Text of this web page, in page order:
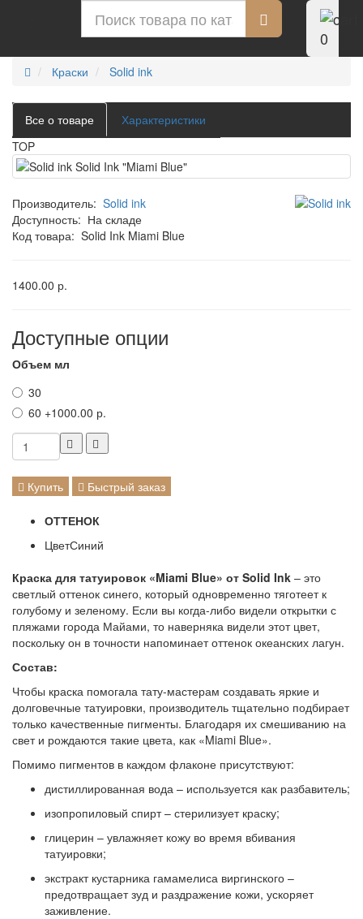
0
Краски Solid ink
Все о товаре
Характеристики
TOP
Производитель: Solid ink
Доступность: На складе
Код товара: Solid Ink Miami Blue
1400.00 р.
Доступные опции
Объем мл
30
60 +1000.00 р.
Купить Быстрый заказ
ОТТЕНОК
ЦветСиний
Краска для татуировок «Miami Blue» от Solid Ink – это
светлый оттенок синего, который одновременно тяготеет к
голубому и зеленому. Если вы когда-либо видели открытки с
пляжами города Майами, то наверняка видели этот цвет,
поскольку он в точности напоминает оттенок океанских лагун.
Состав:
Чтобы краска помогала тату-мастерам создавать яркие и
долговечные татуировки, производитель тщательно подбирает
только качественные пигменты. Благодаря их смешиванию на
свет и рождаются такие цвета, как «Miami Blue».
Помимо пигментов в каждом флаконе присутствуют:
дистиллированная вода – используется как разбавитель;
изопропиловый спирт – стерилизует краску;
глицерин – увлажняет кожу во время вбивания
татуировки;
экстракт кустарника гамамелиса виргинского –
предотвращает зуд и раздражение кожи, ускоряет
заживление.